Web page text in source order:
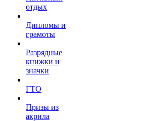
отдых
Дипломы и
грамоты
Разрядные
книжки и
значки
ГТО
Призы из
акрила